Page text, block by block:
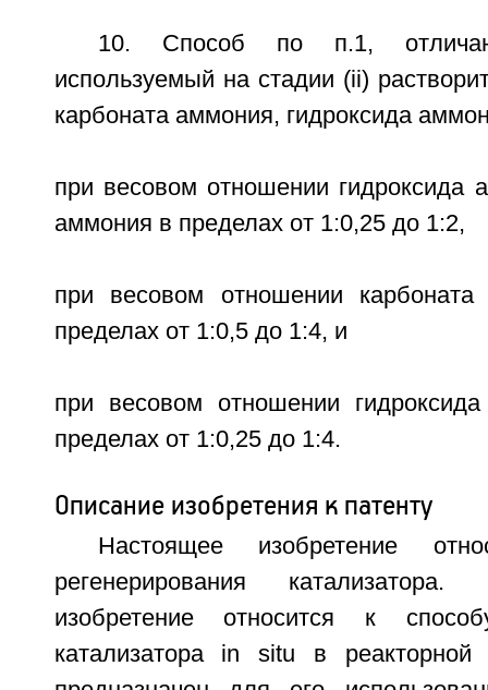
10. Способ по п.1,
используемый на стадии (ii)
карбоната аммония, гидроксида
при весовом отношении гидроксида
аммония в пределах от 1:0,25 до 1:2,
при весовом отношении
пределах от 1:0,5 до 1:4, и
при весовом отношении
пределах от 1:0,25 до 1:4.
Описание изобретения к патенту
Настоящее изобретение
регенерирования
изобретение относится к
катализатора in situ в реакторной